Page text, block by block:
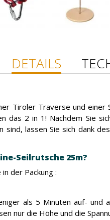
DETAILS
Tiroler Traverse und einer
das 2 in 1! Nachdem Sie
sind, lassen Sie sich dank
Seilrutsche 25m?
der Packung :
als 5 Minuten auf- und
nur die Höhe und die